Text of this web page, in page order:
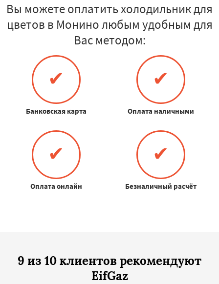
Вы можете оплатить холодильник для
цветов в Монино любым удобным для
Вас методом:
✔
Банковская карта
✔
Оплата наличными
✔
Оплата онлайн
✔
Безналичный расчёт
9 из 10 клиентов рекомендуют
EifGaz